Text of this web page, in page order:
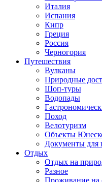
Италия
Испания
Кипр
Греция
Россия
Черногория
Путешествия
Вулканы
Природные
Шоп-туры
Водопады
Поход
Велотуризм
Объекты
Документы для
Отдых
Отдых на
Разное
Проживание на